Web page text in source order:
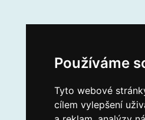
Používáme
Tyto webové
cílem vylepšení